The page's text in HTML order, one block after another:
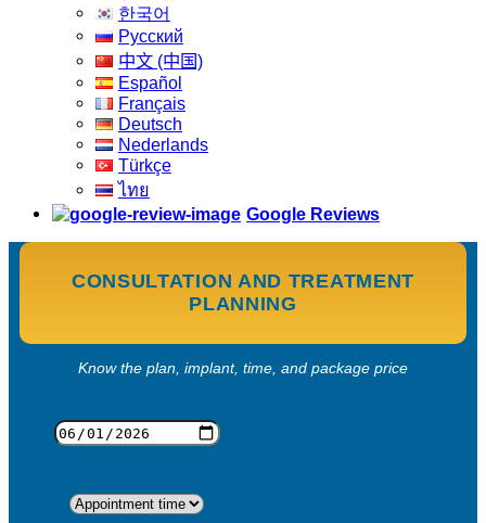
한국어
Русский
中文 (中国)
Español
Français
Deutsch
Nederlands
Türkçe
ไทย
Google Reviews
CONSULTATION AND TREATMENT
PLANNING
Know the plan, implant, time, and package price